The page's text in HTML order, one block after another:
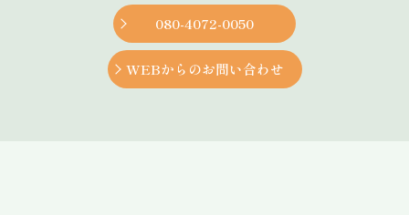
080-4072-0050
WEBからのお問い合わせ